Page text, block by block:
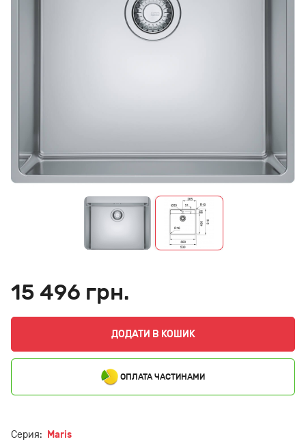
15 496 грн.
ДОДАТИ В КОШИК
ОПЛАТА ЧАСТИНАМИ
Серия: Maris